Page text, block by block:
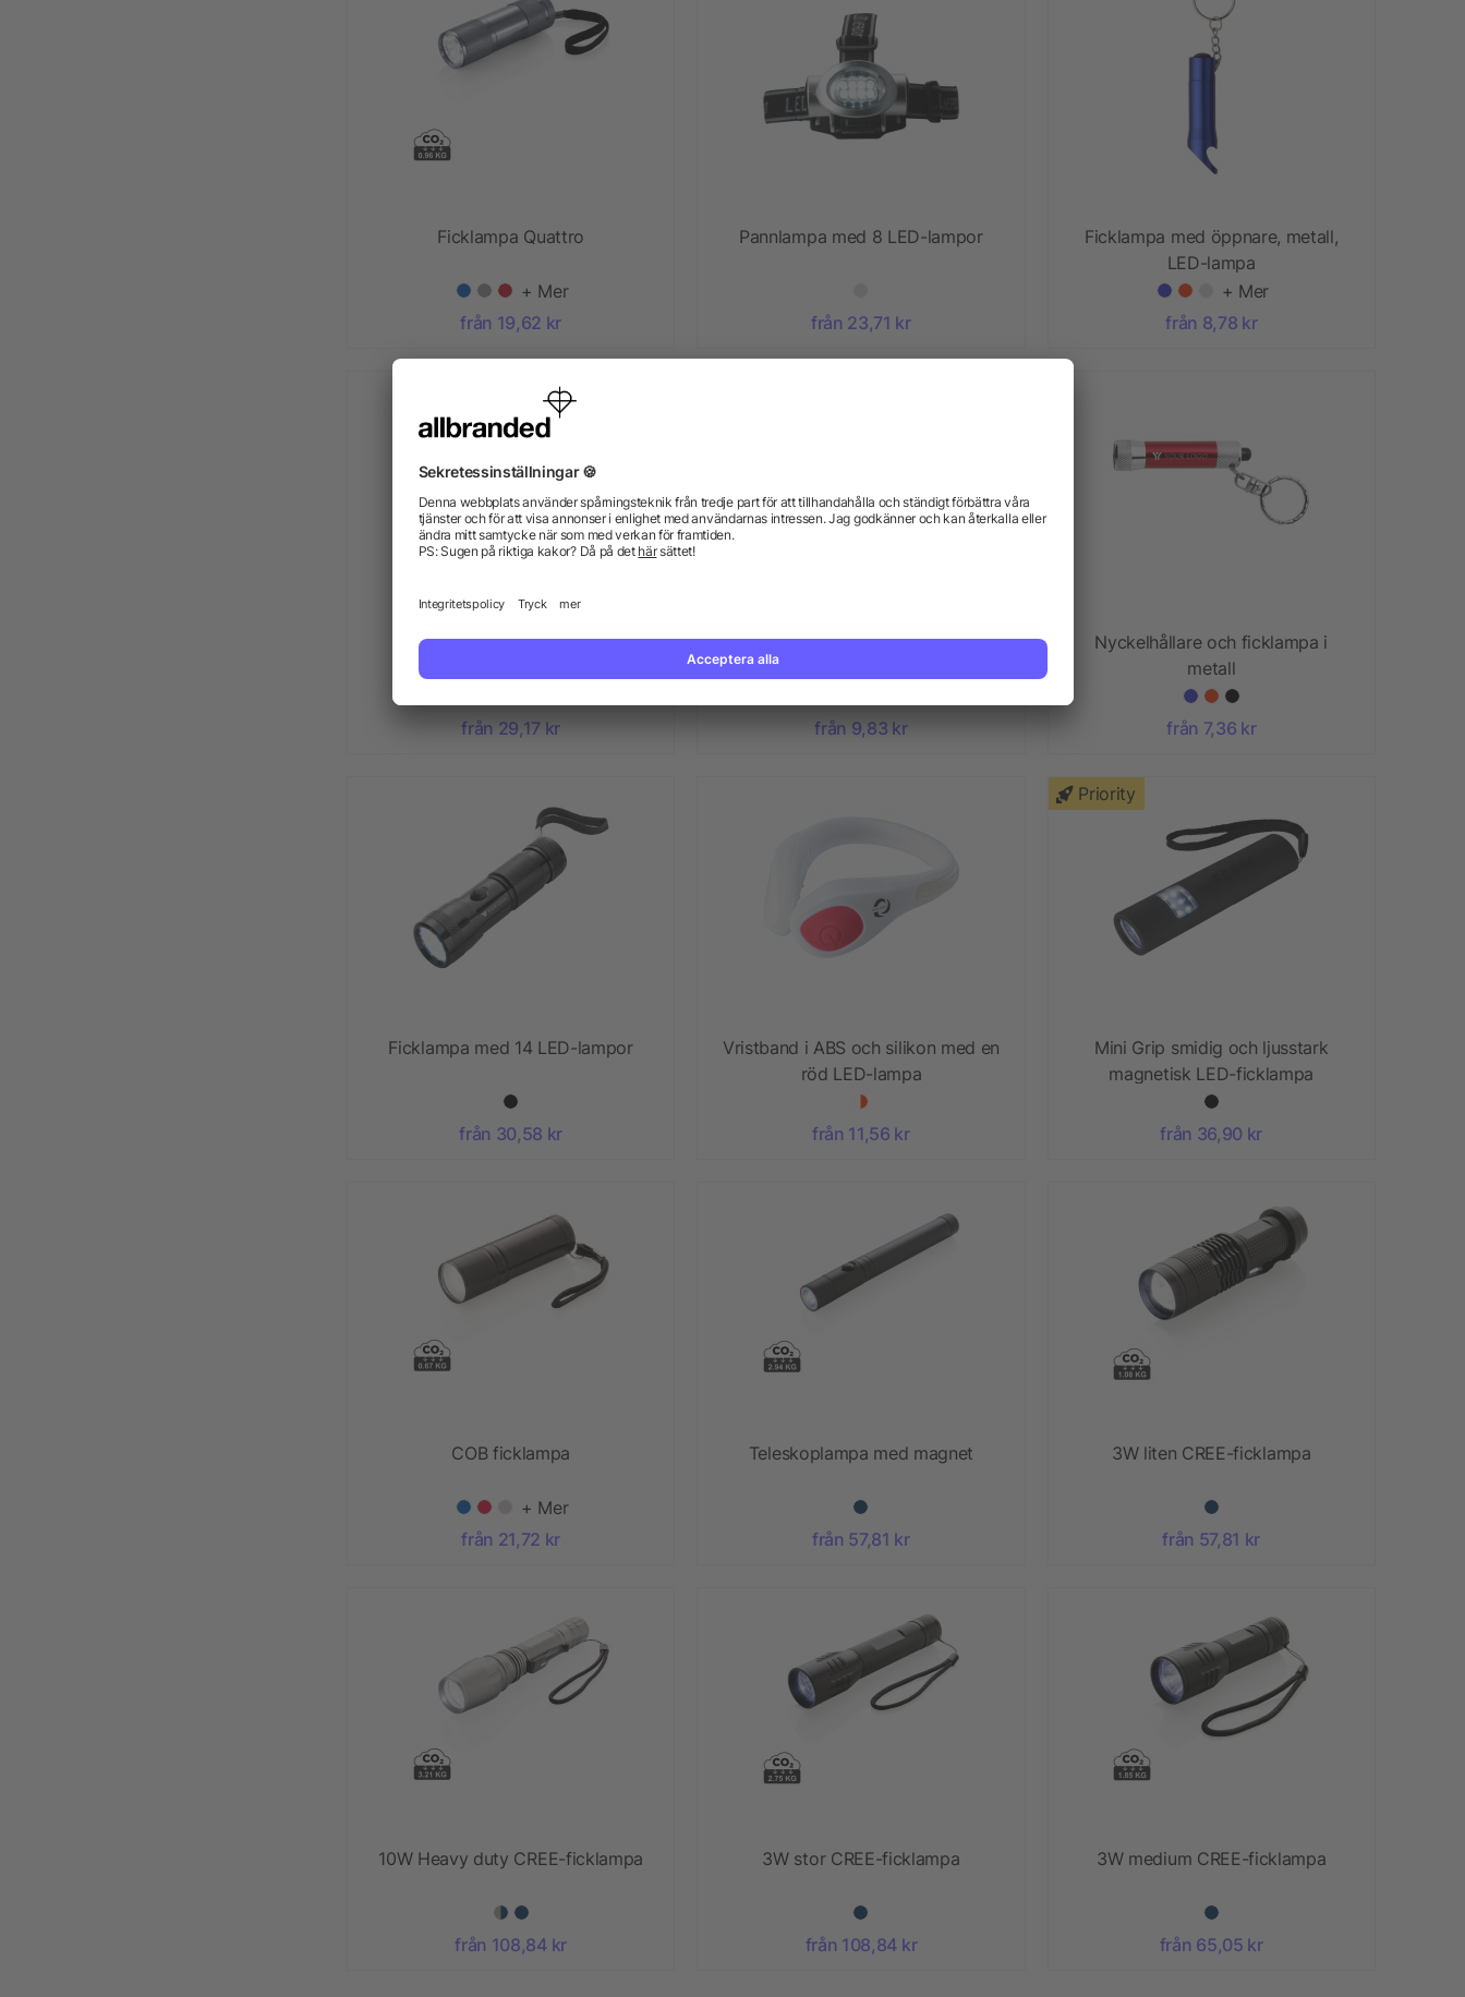
Ficklampa Quattro
+ Mer
från 19,62 kr
Pannlampa med 8 LED-lampor
från 23,71 kr
Ficklampa med öppnare, metall,
LED-lampa
+ Mer
från 8,78 kr
Ficklampa med teleskopskaft
från 29,17 kr
Ficklampa i metall, LED-lampa
från 9,83 kr
Nyckelhållare och ficklampa i
metall
från 7,36 kr
Ficklampa med 14 LED-lampor
från 30,58 kr
Vristband i ABS och silikon med en
röd LED-lampa
från 11,56 kr
Priority
Mini Grip smidig och ljusstark
magnetisk LED-ficklampa
från 36,90 kr
COB ficklampa
+ Mer
från 21,72 kr
Teleskoplampa med magnet
från 57,81 kr
3W liten CREE-ficklampa
från 57,81 kr
10W Heavy duty CREE-ficklampa
från 108,84 kr
3W stor CREE-ficklampa
från 108,84 kr
3W medium CREE-ficklampa
från 65,05 kr